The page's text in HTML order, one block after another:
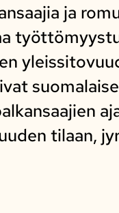
ja
tilaan,